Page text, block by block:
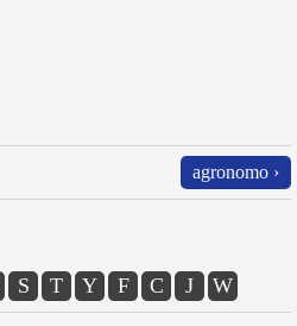
agronomo ›
S T Y F C J W